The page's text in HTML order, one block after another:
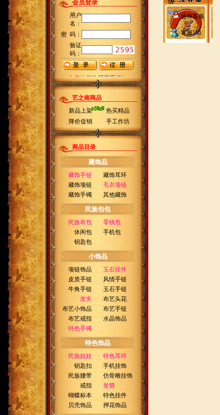
组
值班客服
客服5组
艺之南商品
新品上架
热买精品
降价促销
手工作坊
商品目录
藏饰品
藏饰手链
藏饰耳环
藏饰项链
毛衣项链
藏饰手镯
其他藏饰
民族包包
民族布包
零钱包
休闲包
手机包
钥匙包
小饰品
项链饰品
玉石挂件
皮质手链
风情手链
牛角手链
玉石手链
发夹
布艺头花
布艺小饰品
布艺手链
布艺戒指
水晶饰品
特色手镯
特色饰品
民族娃娃
特色耳环
钥匙扣
手机挂饰
民族腰带
仿骨雕挂饰
戒指
发簪
蝴蝶标本
特色挂件
贝壳饰品
押花饰品